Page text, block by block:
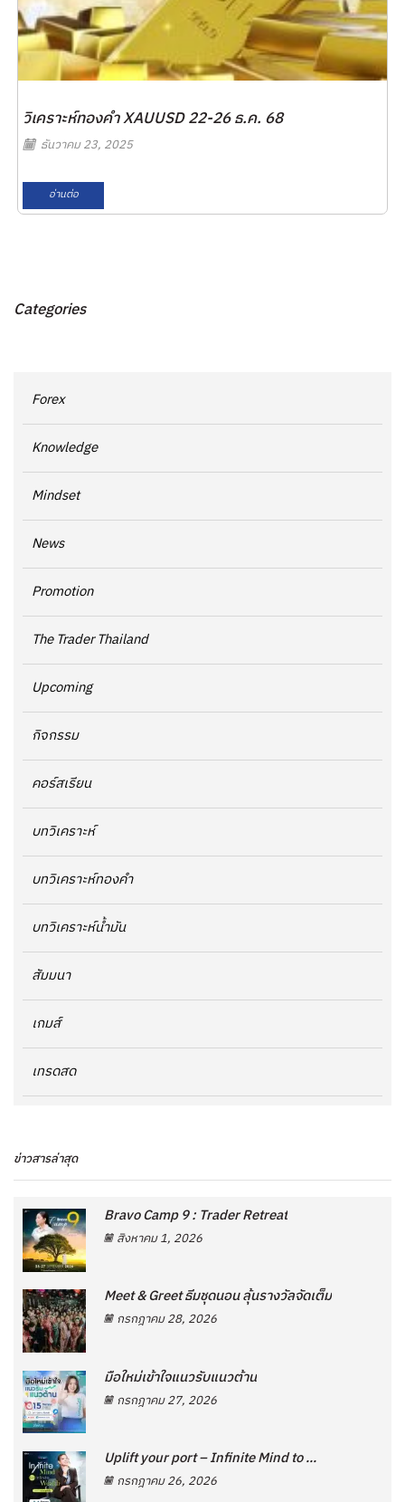
วิเคราะห์ทองคำ XAUUSD 22-26 ธ.ค. 68
ธันวาคม 23, 2025
อ่านต่อ
Categories
Forex
Knowledge
Mindset
News
Promotion
The Trader Thailand
Upcoming
กิจกรรม
คอร์สเรียน
บทวิเคราะห์
บทวิเคราะห์ทองคำ
บทวิเคราะห์น้ำมัน
สัมมนา
เกมส์
เทรดสด
ข่าวสารล่าสุด
Bravo Camp 9 : Trader Retreat
สิงหาคม 1, 2026
Meet & Greet ธีมชุดนอน ลุ้นรางวัลจัดเต็ม
กรกฎาคม 28, 2026
มือใหม่เข้าใจแนวรับแนวต้าน
กรกฎาคม 27, 2026
Uplift your port – Infinite Mind to ...
กรกฎาคม 26, 2026